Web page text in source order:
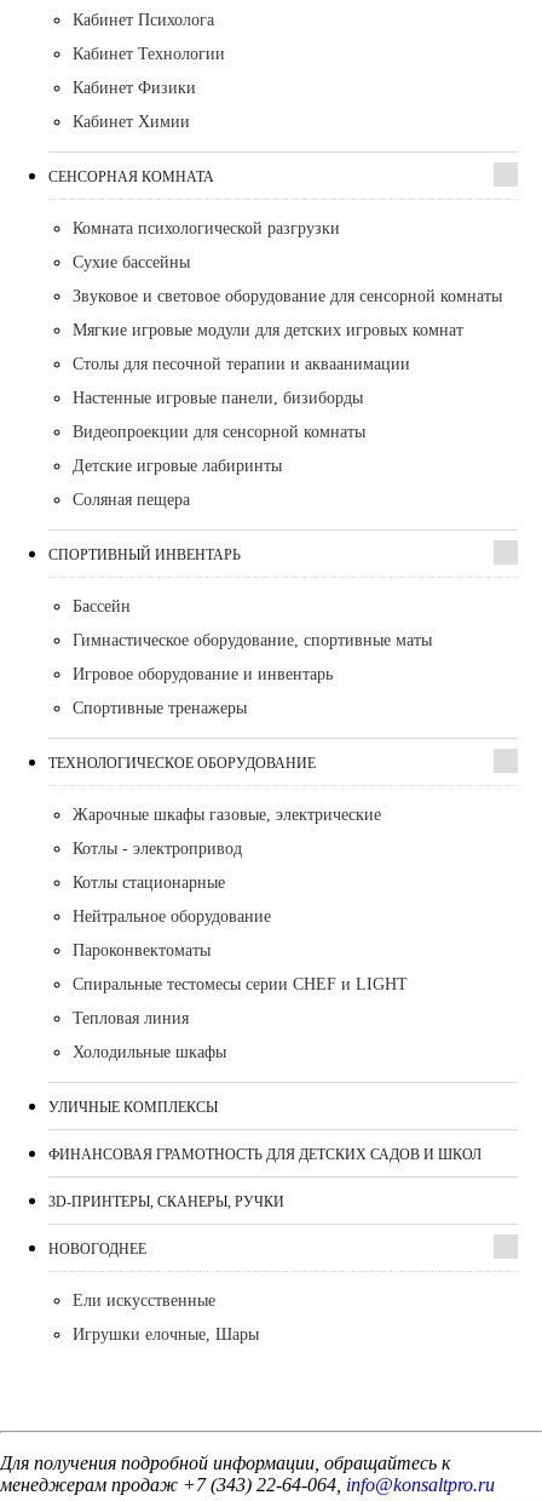
Кабинет Психолога
Кабинет Технологии
Кабинет Физики
Кабинет Химии
СЕНСОРНАЯ КОМНАТА
Комната психологической разгрузки
Сухие бассейны
Звуковое и световое оборудование для сенсорной комнаты
Мягкие игровые модули для детских игровых комнат
Столы для песочной терапии и акваанимации
Настенные игровые панели, бизиборды
Видеопроекции для сенсорной комнаты
Детские игровые лабиринты
Соляная пещера
СПОРТИВНЫЙ ИНВЕНТАРЬ
Бассейн
Гимнастическое оборудование, спортивные маты
Игровое оборудование и инвентарь
Спортивные тренажеры
ТЕХНОЛОГИЧЕСКОЕ ОБОРУДОВАНИЕ
Жарочные шкафы газовые, электрические
Котлы - электропривод
Котлы стационарные
Нейтральное оборудование
Пароконвектоматы
Спиральные тестомесы серии CHEF и LIGHT
Тепловая линия
Холодильные шкафы
УЛИЧНЫЕ КОМПЛЕКСЫ
ФИНАНСОВАЯ ГРАМОТНОСТЬ ДЛЯ ДЕТСКИХ САДОВ И ШКОЛ
3D-ПРИНТЕРЫ, СКАНЕРЫ, РУЧКИ
НОВОГОДНЕЕ
Ели искусственные
Игрушки елочные, Шары
Для получения подробной информации, обращайтесь к
менеджерам продаж +7 (343) 22-64-064, info@konsaltpro.ru